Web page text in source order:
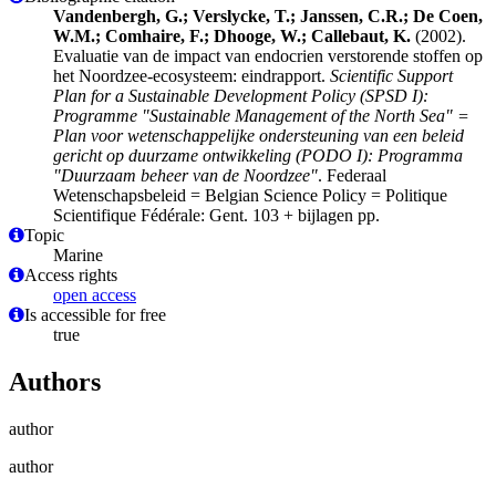
Vandenbergh, G.; Verslycke, T.; Janssen, C.R.; De Coen,
W.M.; Comhaire, F.; Dhooge, W.; Callebaut, K. (2002).
Evaluatie van de impact van endocrien verstorende stoffen op
het Noordzee-ecosysteem: eindrapport. Scientific Support
Plan for a Sustainable Development Policy (SPSD I):
Programme "Sustainable Management of the North Sea" =
Plan voor wetenschappelijke ondersteuning van een beleid
gericht op duurzame ontwikkeling (PODO I): Programma
"Duurzaam beheer van de Noordzee". Federaal
Wetenschapsbeleid = Belgian Science Policy = Politique
Scientifique Fédérale: Gent. 103 + bijlagen pp.
Topic
Marine
Access rights
open access
Is accessible for free
true
Authors
author
author